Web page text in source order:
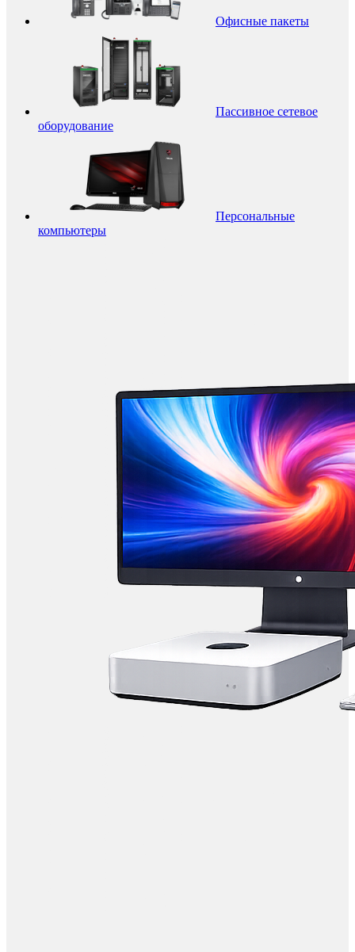
Офисные пакеты
Пассивное сетевое
оборудование
Персональные
компьютеры